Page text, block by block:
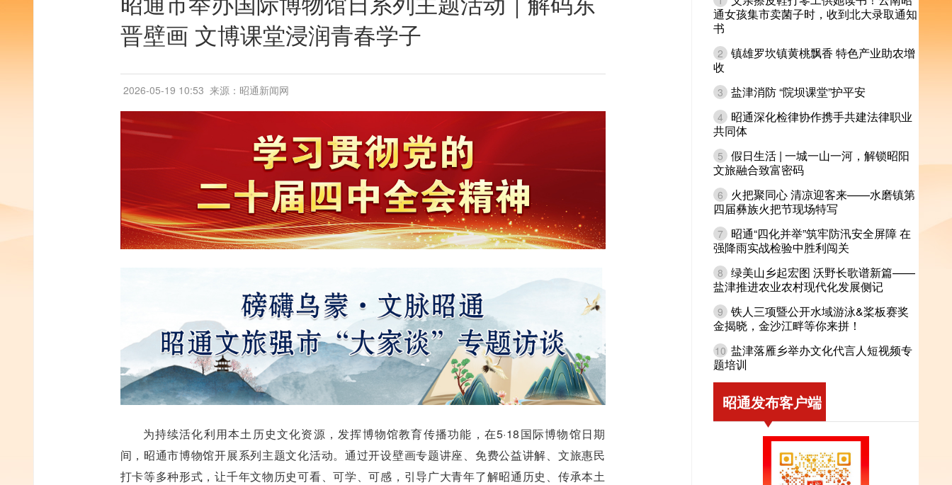
晋壁画 文博课堂浸润青春学子
2026-05-19 10:53 来源：昭通新闻网
为持续活化利用本土历史文化资源，发挥博物馆教育传播功能，在5·18国际博物馆日期
间，昭通市博物馆开展系列主题文化活动。通过开设壁画专题讲座、免费公益讲解、文旅惠民
打卡等多种形式，让千年文物历史可看、可学、可感，引导广大青年了解昭通历史、传承本土
通女孩集市卖菌子时，收到北大录取通知
书
2 镇雄罗坎镇黄桃飘香 特色产业助农增
收
3 盐津消防 “院坝课堂”护平安
4
昭通深化检律协作携手共建法律职业
共同体
5 假日生活 | 一城一山一河，解锁昭阳
文旅融合致富密码
6
火把聚同心 清凉迎客来——水磨镇第
四届彝族火把节现场特写
7
昭通“四化并举”筑牢防汛安全屏障 在
强降雨实战检验中胜利闯关
8 绿美山乡起宏图 沃野长歌谱新篇——
盐津推进农业农村现代化发展侧记
9 铁人三项暨公开水域游泳&桨板赛奖
金揭晓，金沙江畔等你来拼！
10 盐津落雁乡举办文化代言人短视频专
题培训
昭通发布客户端